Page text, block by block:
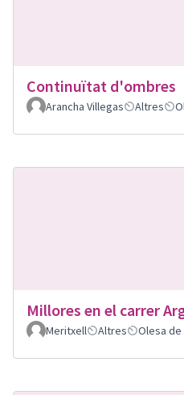
Continuïtat d'ombres
Arancha Villegas
Altres
Millores en el carrer
Meritxell
Altres Olesa